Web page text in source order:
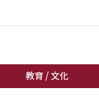
教育 / 文化